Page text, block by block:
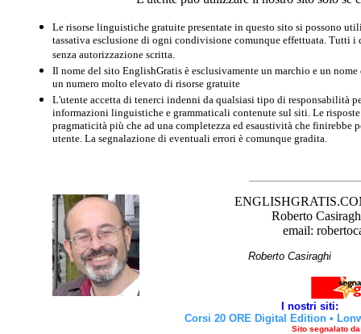
Le risorse linguistiche gratuite presentate in questo sito si possono
tassativa esclusione di ogni condivisione comunque effettuata. Tutti
senza autorizzazione scritta.
Il nome del sito EnglishGratis è esclusivamente un marchio e un
un numero molto elevato di risorse gratuite
L'utente accetta di tenerci indenni da qualsiasi tipo di responsabilità
informazioni linguistiche e grammaticali contenute sul siti. Le
pragmaticità più che ad una completezza ed esaustività che finirebbe
utente. La segnalazione di eventuali errori è comunque gradita.
Roberto
email:
Roberto
I nostri siti:
Corsi 20 ORE Digital Edition •
Sito segnalato